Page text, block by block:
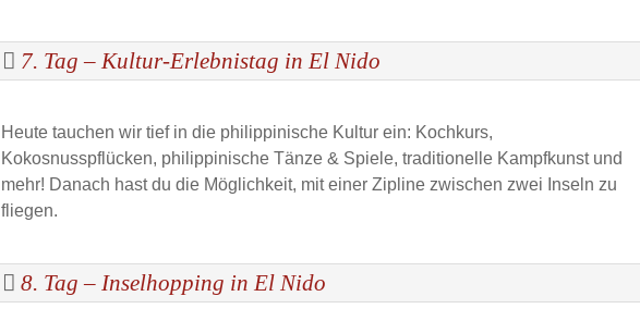
7. Tag – Kultur-Erlebnistag in El Nido
Heute tauchen wir tief in die philippinische Kultur ein: Kochkurs,
Kokosnusspflücken, philippinische Tänze & Spiele, traditionelle Kampfkunst und
mehr! Danach hast du die Möglichkeit, mit einer Zipline zwischen zwei Inseln zu
fliegen.
8. Tag – Inselhopping in El Nido